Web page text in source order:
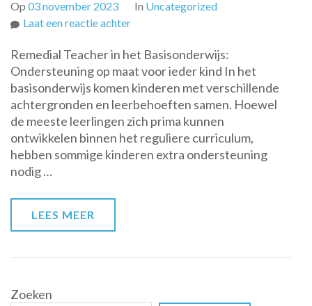
Op 03 november 2023 In Uncategorized
Laat een reactie achterop
waardevolle
rol
van
de
remedial
teacher
in
Remedial Teacher in het Basisonderwijs:
Ondersteuning op maat voor ieder kind In het
basisonderwijs komen kinderen met verschillende
achtergronden en leerbehoeften samen. Hoewel
de meeste leerlingen zich prima kunnen
ontwikkelen binnen het reguliere curriculum,
hebben sommige kinderen extra ondersteuning
nodig …
LEES MEER
Zoeken